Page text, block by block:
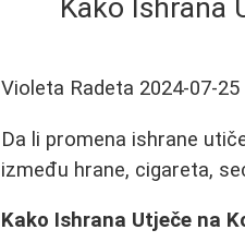
Kako Ishrana
Violeta Radeta 2024-07-25
Da li promena ishrane
između hrane, cigareta,
Kako Ishrana Utječe na